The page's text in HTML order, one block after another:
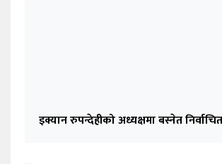
इक्यान रुपन्देहीको अध्यक्षमा बस्नेत निर्वाचित